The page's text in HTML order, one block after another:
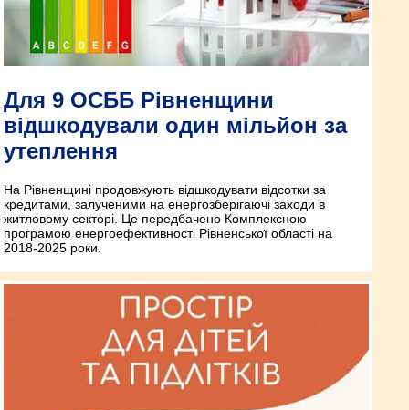
Для 9 ОСББ Рівненщини
відшкодували один мільйон за
утеплення
На Рівненщині продовжують відшкодувати відсотки за
кредитами, залученими на енергозберігаючі заходи в
житловому секторі. Це передбачено Комплексною
програмою енергоефективності Рівненської області на
2018-2025 роки.